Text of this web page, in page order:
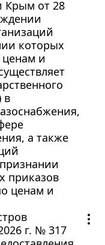
Крым от 28
которых
ценам и
в
а также
приказов
ценам и
г. № 317